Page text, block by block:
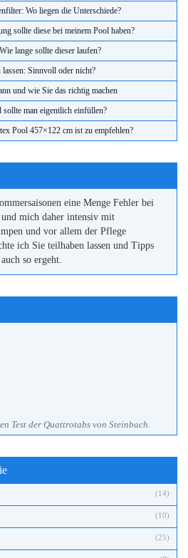
Wo liegen die Unterschiede?
sollte diese bei meinem Pool haben?
lange sollte dieser laufen?
lassen: Sinnvoll oder nicht?
und wie Sie das richtig machen
man eigentlich einfüllen?
Pool 457×122 cm ist zu empfehlen?
eine Menge Fehler bei
mich daher intensiv mit
und vor allem der Pflege
ich Sie teilhaben lassen und Tipps
so ergeht.
Test der Quattrotabs von Steinbach.
(14)
(10)
(25)